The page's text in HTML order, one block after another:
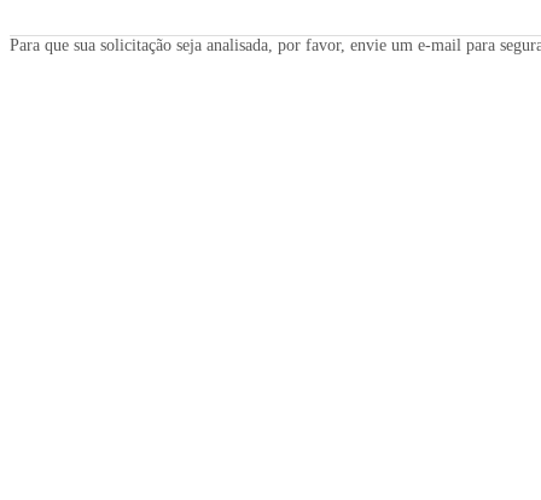
Para que sua solicitação seja analisada, por favor, envie um e-mail para